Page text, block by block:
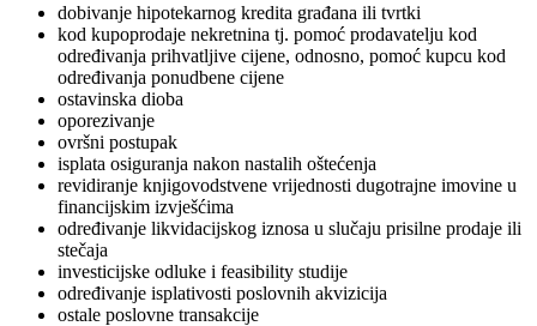
dobivanje hipotekarnog kredita građana ili tvrtki
kod kupoprodaje nekretnina tj. pomoć prodavatelju kod
određivanja prihvatljive cijene, odnosno, pomoć kupcu kod
određivanja ponudbene cijene
ostavinska dioba
oporezivanje
ovršni postupak
isplata osiguranja nakon nastalih oštećenja
revidiranje knjigovodstvene vrijednosti dugotrajne imovine u
financijskim izvješćima
određivanje likvidacijskog iznosa u slučaju prisilne prodaje ili
stečaja
investicijske odluke i feasibility studije
određivanje isplativosti poslovnih akvizicija
ostale poslovne transakcije